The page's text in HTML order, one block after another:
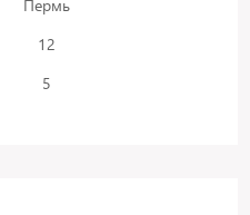
Пермь
12
5